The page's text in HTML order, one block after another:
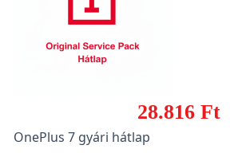
28.816 Ft
OnePlus 7 gyári hátlap